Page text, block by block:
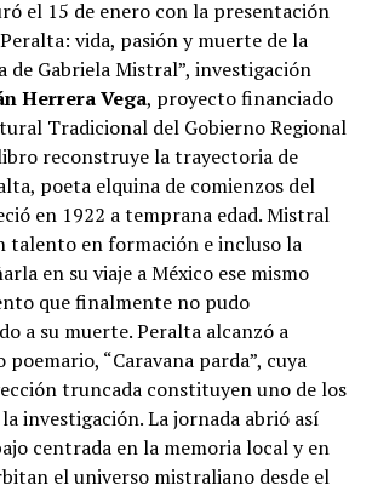
el 15 de enero con la presentación
vida, pasión y muerte de la
de Gabriela Mistral”, investigación
Herrera Vega, proyecto financiado
Tradicional del Gobierno Regional
reconstruye la trayectoria de
poeta elquina de comienzos del
en 1922 a temprana edad. Mistral
talento en formación e incluso la
en su viaje a México ese mismo
que finalmente no pudo
a su muerte. Peralta alcanzó a
“Caravana parda”, cuya
truncada constituyen uno de los
investigación. La jornada abrió así
centrada en la memoria local y en
el universo mistraliano desde el